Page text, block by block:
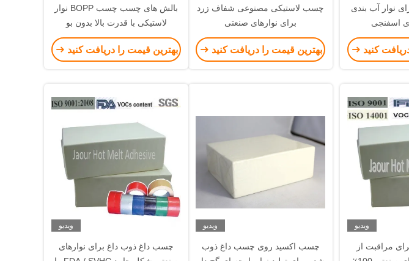
نوار آب بندی
اسفنجی
کنید
چسب لاستیکی مصنوعی شفاف زرد
برای نوارهای صنعتی
بهترین قیمت را دریافت کنید
بالش های چسب چسب BOPP نوار
لاستیکی با قدرت بالا بدون بو
بهترین قیمت را دریافت کنید
ویدیو
مراقبت از
ویدیو
چسب اکسید روی چسب داغ ذوب
ویدیو
چسب داغ ذوب داغ برای نوارهای